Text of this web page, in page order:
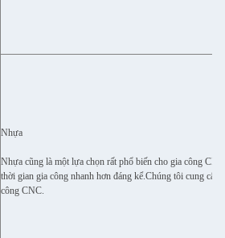
Nhựa
Nhựa cũng là một lựa chọn rất phổ biến cho gia công
thời gian gia công nhanh hơn đáng kể.Chúng tôi cung cấp
công CNC.